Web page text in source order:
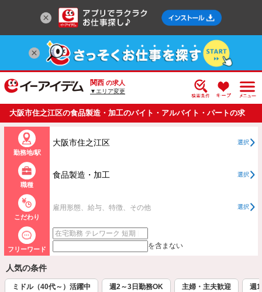
関西 の求人
▼エリア変更
大阪市住之江区の食品製造・加工のバイト・アルバイト・パートの求
人情報一覧
勤務地/駅
大阪市住之江区 選択
職種
食品製造・加工 選択
こだわり
雇用形態、給与、特徴、その他 選択
フリーワード を含まない
人気の条件
ミドル（40代～）活躍中 週2～3日勤務OK 主婦・主夫歓迎 週